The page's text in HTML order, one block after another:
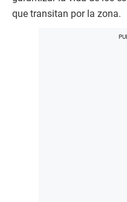
que transitan por la zona.